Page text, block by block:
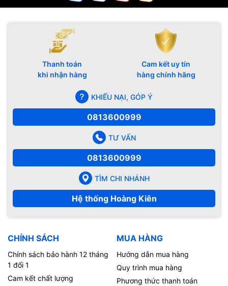
Thanh toán
khi nhận hàng
Cam kết uy tín
hàng chính hãng
KHIẾU NẠI, GÓP Ý
0813600999
TƯ VẤN
0813600999
TÌM CHI NHÁNH
Hệ thống Hoàng Kiên
CHÍNH SÁCH
Chính sách bảo hành 12 tháng
1 đổi 1
Cam kết chất lượng
MUA HÀNG
Hướng dẫn mua hàng
Quy trình mua hàng
Phương thức thanh toán